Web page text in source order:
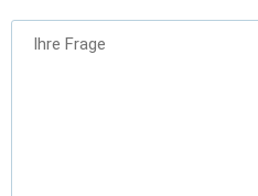
Ihre Frage